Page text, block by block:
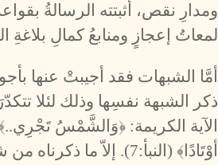
ومدارِ نقص، أثبتته الرسالةُ
لمعاتُ إعجازٍ ومنابعُ كمالِ بلاغةِ
أمَّا الشبهات فقد أجيبتْ عنها
ذكر الشبهة نفسِها وذلك لئلا
أوْتَادًا﴾ (النبأ:7). إلاّ ما